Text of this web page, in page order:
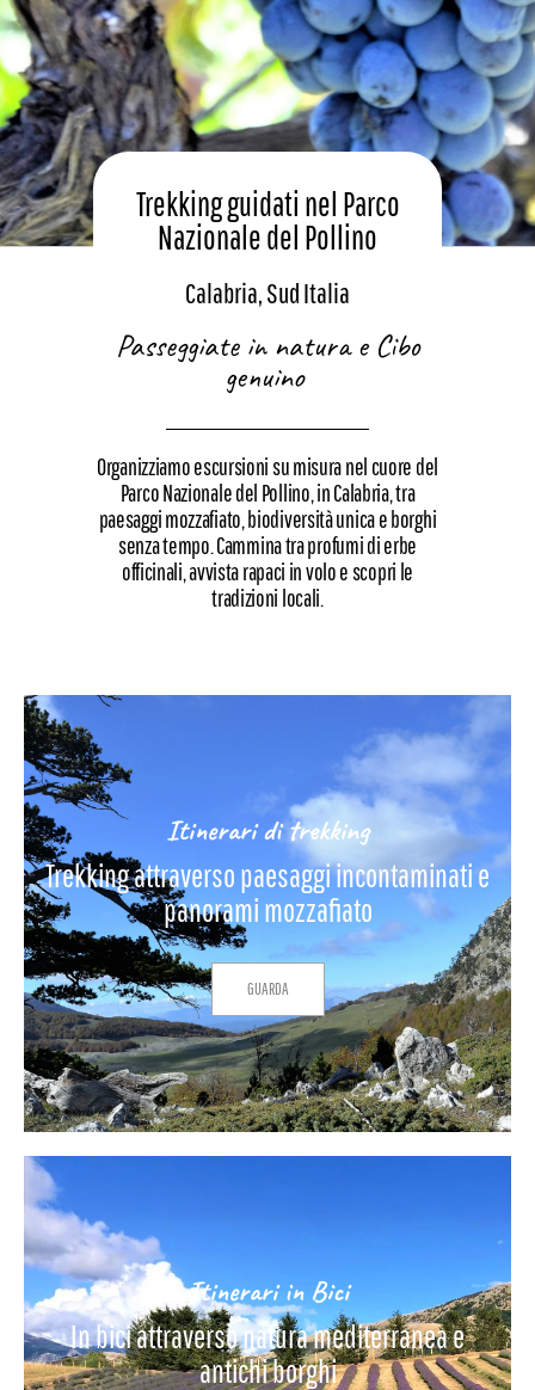
Trekking guidati nel Parco
Nazionale del Pollino
Calabria, Sud Italia
Passeggiate in natura e Cibo
genuino
Organizziamo escursioni su misura nel cuore del
Parco Nazionale del Pollino, in Calabria, tra
paesaggi mozzafiato, biodiversità unica e borghi
senza tempo. Cammina tra profumi di erbe
officinali, avvista rapaci in volo e scopri le
tradizioni locali.
Itinerari di trekking
Trekking attraverso paesaggi incontaminati e
panorami mozzafiato
GUARDA
Itinerari in Bici
In bici attraverso natura mediterranea e
antichi borghi